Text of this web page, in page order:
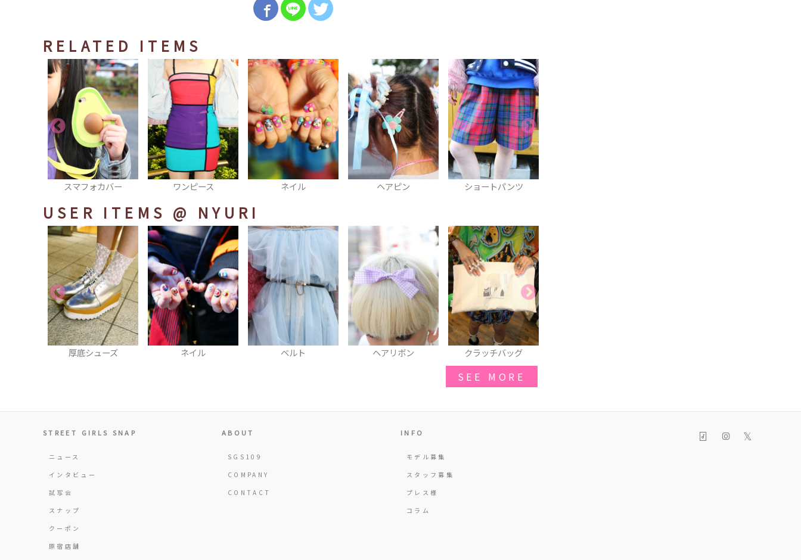
RELATED ITEMS
ワンピース ネイル ヘアピン ショートパンツ ブレスレット
USER ITEMS @ NYURI
ネイル ベルト ヘアリボン クラッチバッグ スウェット
SEE MORE
STREET GIRLS SNAP
ニュース
インタビュー
試写会
スナップ
クーポン
原宿店舗
ABOUT
SGS109
COMPANY
CONTACT
INFO
モデル募集
スタッフ募集
プレス様
コラム
𝕏